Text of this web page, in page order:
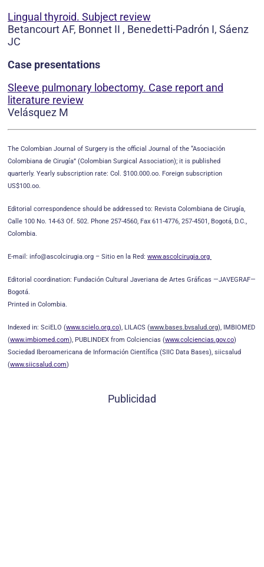
Lingual thyroid. Subject review
Betancourt AF, Bonnet II , Benedetti-Padrón I, Sáenz
JC
Case presentations
Sleeve pulmonary lobectomy. Case report and
literature review
Velásquez M
The Colombian Journal of Surgery is the official Journal of the “Asociación
Colombiana de Cirugía” (Colombian Surgical Association); it is published
quarterly. Yearly subscription rate: Col. $100.000.oo. Foreign subscription
US$100.oo.
Editorial correspondence should be addressed to: Revista Colombiana de Cirugía,
Calle 100 No. 14-63 Of. 502. Phone 257-4560, Fax 611-4776, 257-4501, Bogotá, D.C.,
Colombia.
E-mail: info@ascolcirugia.org – Sitio en la Red: www.ascolcirugia.org
Editorial coordination: Fundación Cultural Javeriana de Artes Gráficas —JAVEGRAF—
Bogotá.
Printed in Colombia.
Indexed in: SciELO (www.scielo.org.co), LILACS (www.bases.bvsalud.org), IMBIOMED
(www.imbiomed.com), PUBLINDEX from Colciencias (www.colciencias.gov.co)
Sociedad Iberoamericana de Información Científica (SIIC Data Bases), siicsalud
(www.siicsalud.com)
Publicidad